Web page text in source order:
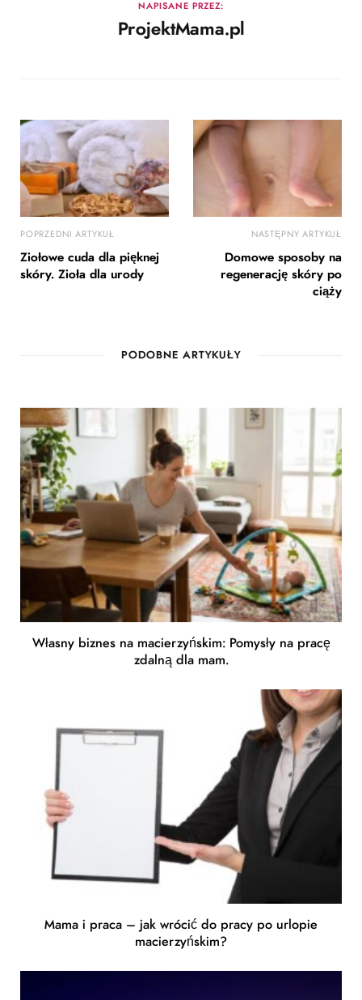
NAPISANE PRZEZ:
ProjektMama.pl
POPRZEDNI ARTYKUŁ
Ziołowe cuda dla pięknej
skóry. Zioła dla urody
NASTĘPNY ARTYKUŁ
Domowe sposoby na
regenerację skóry po
ciąży
PODOBNE ARTYKUŁY
Własny biznes na macierzyńskim: Pomysły na pracę
zdalną dla mam.
Mama i praca – jak wrócić do pracy po urlopie
macierzyńskim?